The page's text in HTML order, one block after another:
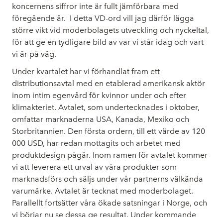
koncernens siffror inte är fullt jämförbara med
föregående år. I detta VD-ord vill jag därför lägga
större vikt vid moderbolagets utveckling och nyckeltal,
för att ge en tydligare bild av var vi står idag och vart
vi är på väg.
Under kvartalet har vi förhandlat fram ett
distributionsavtal med en etablerad amerikansk aktör
inom intim egenvård för kvinnor under och efter
klimakteriet. Avtalet, som undertecknades i oktober,
omfattar marknaderna USA, Kanada, Mexiko och
Storbritannien. Den första ordern, till ett värde av 120
000 USD, har redan mottagits och arbetet med
produktdesign pågår. Inom ramen för avtalet kommer
vi att leverera ett urval av våra produkter som
marknadsförs och säljs under vår partnerns välkända
varumärke. Avtalet är tecknat med moderbolaget.
Parallellt fortsätter våra ökade satsningar i Norge, och
vi börjar nu se dessa ge resultat. Under kommande